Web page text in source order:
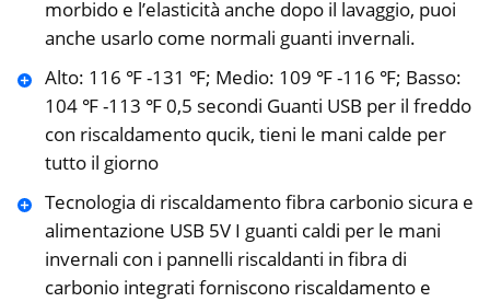
morbido e l’elasticità anche dopo il lavaggio, puoi
anche usarlo come normali guanti invernali.
Alto: 116 ℉ -131 ℉; Medio: 109 ℉ -116 ℉; Basso:
104 ℉ -113 ℉ 0,5 secondi Guanti USB per il freddo
con riscaldamento qucik, tieni le mani calde per
tutto il giorno
Tecnologia di riscaldamento fibra carbonio sicura e
alimentazione USB 5V I guanti caldi per le mani
invernali con i pannelli riscaldanti in fibra di
carbonio integrati forniscono riscaldamento e